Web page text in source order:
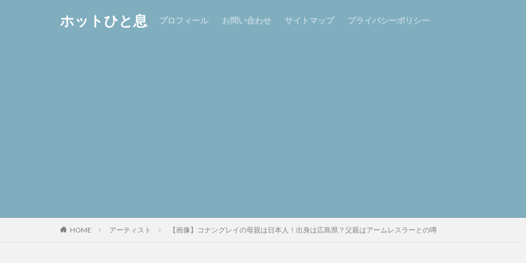
ホットひと息 プロフィール お問い合わせ サイトマップ プライバシーポリシー
HOME アーティスト 【画像】コナングレイの母親は日本人！出身は広島県？父親はアームレスラーとの噂